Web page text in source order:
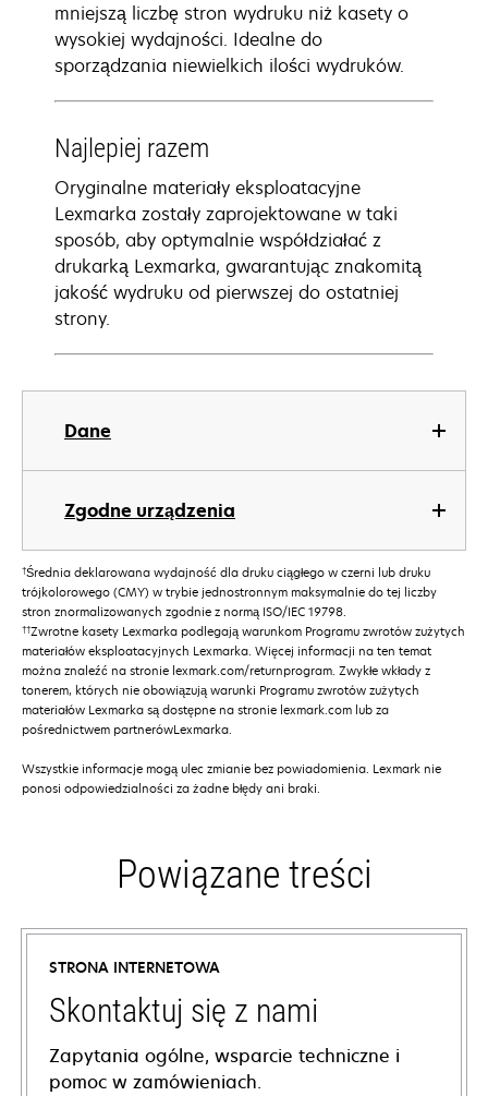
Dane
Zgodne urządzenia
mniejszą liczbę stron wydruku niż kasety o
wysokiej wydajności. Idealne do
sporządzania niewielkich ilości wydruków.
Najlepiej razem
Oryginalne materiały eksploatacyjne
Lexmarka zostały zaprojektowane w taki
sposób, aby optymalnie współdziałać z
drukarką Lexmarka, gwarantując znakomitą
jakość wydruku od pierwszej do ostatniej
strony.
†Średnia deklarowana wydajność dla druku ciągłego w czerni lub druku
trójkolorowego (CMY) w trybie jednostronnym maksymalnie do tej liczby
stron znormalizowanych zgodnie z normą ISO/IEC 19798.
††Zwrotne kasety Lexmarka podlegają warunkom Programu zwrotów zużytych
materiałów eksploatacyjnych Lexmarka. Więcej informacji na ten temat
można znaleźć na stronie lexmark.com/returnprogram. Zwykłe wkłady z
tonerem, których nie obowiązują warunki Programu zwrotów zużytych
materiałów Lexmarka są dostępne na stronie lexmark.com lub za
pośrednictwem partnerówLexmarka.
Wszystkie informacje mogą ulec zmianie bez powiadomienia. Lexmark nie
ponosi odpowiedzialności za żadne błędy ani braki.
Powiązane treści
STRONA INTERNETOWA
Skontaktuj się z nami
Zapytania ogólne, wsparcie techniczne i
pomoc w zamówieniach.